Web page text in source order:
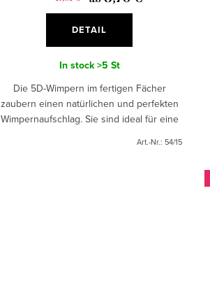
DETAIL
In stock>5 St
Die 5D-Wimpern im fertigen Fächer
zaubern einen natürlichen und perfekten
Wimpernaufschlag. Sie sind ideal für eine
Art.-Nr.: 54/15